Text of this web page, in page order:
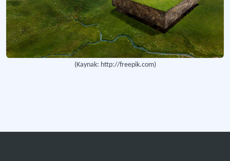
Türkiye'nin şehircilik vizyonunu belirlemek ve geliştirmek amacıyla düzenlenen
Tra1 Bölge Planı İlçeler Raporu
Kuzeydoğu Anadolu'daki ilçelerin sürdürülebilir kalkınma potansiyellerini
(Kaynak: http://freepik.com)